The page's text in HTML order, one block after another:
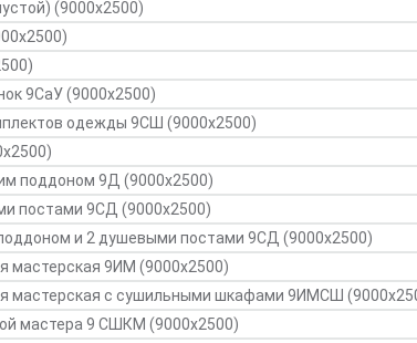
(9000х2500)
9СаУ (9000х2500)
одежды 9СШ (9000х2500)
поддоном 9Д (9000х2500)
постами 9СД (9000х2500)
и 2 душевыми постами 9СД (9000х2500)
мастерская 9ИМ (9000х2500)
мастерская с сушильными шкафами 9ИМСШ
мастера 9 СШКМ (9000х2500)